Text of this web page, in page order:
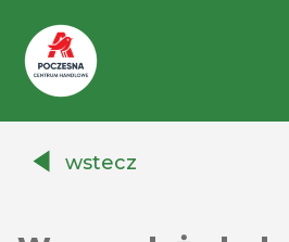
Auchanwstecz